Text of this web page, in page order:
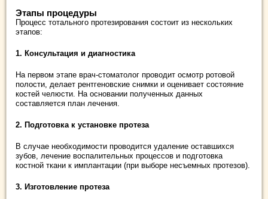
Этапы процедуры
Процесс тотального протезирования состоит из нескольких
этапов:
1. Консультация и диагностика
На первом этапе врач-стоматолог проводит осмотр ротовой
полости, делает рентгеновские снимки и оценивает состояние
костей челюсти. На основании полученных данных
составляется план лечения.
2. Подготовка к установке протеза
В случае необходимости проводится удаление оставшихся
зубов, лечение воспалительных процессов и подготовка
костной ткани к имплантации (при выборе несъемных протезов).
3. Изготовление протеза